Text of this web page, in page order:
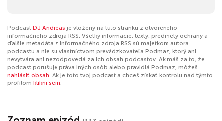
Podcast DJ Andreas je vložený na túto stránku z otvoreného
informačného zdroja RSS. Všetky informácie, texty, predmety ochrany a
ďalšie metadáta z informačného zdroja RSS sú majetkom autora
podcastu a nie sú vlastníctvom prevádzkovateľa Podmaz, ktorý ani
nevytvára ani nezodpovedá za ich obsah podcastov. Ak máš za to, že
podcast porušuje práva iných osôb alebo pravidlá Podmaz, môžeš
nahlásiť obsah. Ak je toto tvoj podcast a chceš získať kontrolu nad týmto
profilom klikni sem.